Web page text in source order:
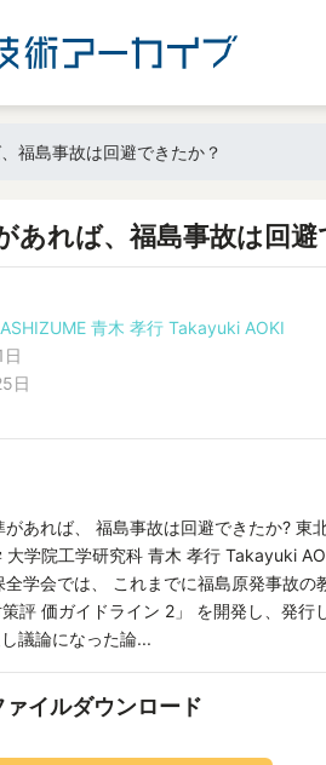
福島事故は回避できたか？
あれば、福島事故は回避
青木 孝行 Takayuki AOKI
日
があれば、 福島事故は回避できたか?
大学院工学研究科 青木 孝行 Takayuki
学会では、 これまでに福島原発事故
評 価ガイドライン 2」 を開発し、発
議論になった論...
イルダウンロード